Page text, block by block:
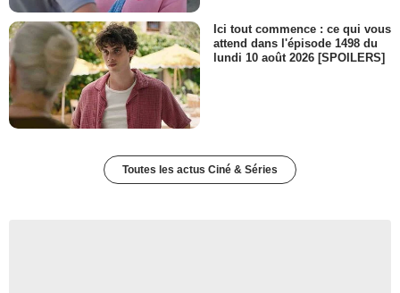
Ici tout commence : ce qui vous
attend dans l'épisode 1498 du
lundi 10 août 2026 [SPOILERS]
Toutes les actus Ciné & Séries